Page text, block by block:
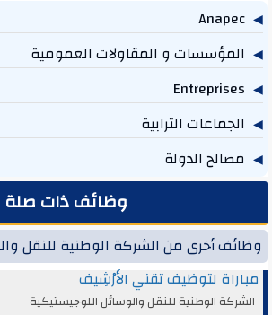
Anapec
المؤسسات و المقاولات العمومية
Entreprises
الجماعات الترابية
مصالح الدولة
وظائف ذات صلة
وظائف أخرى من الشركة الوطنية للنقل
مباراة لتوظيف تقني الأَرْشِيف
الشركة الوطنية للنقل والوسائل اللوجيستيكية